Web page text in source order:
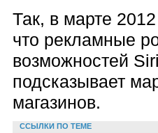
Так, в марте
что рекламные
возможностей
подсказывает
магазинов.
ССЫЛКИ ПО ТЕМЕ